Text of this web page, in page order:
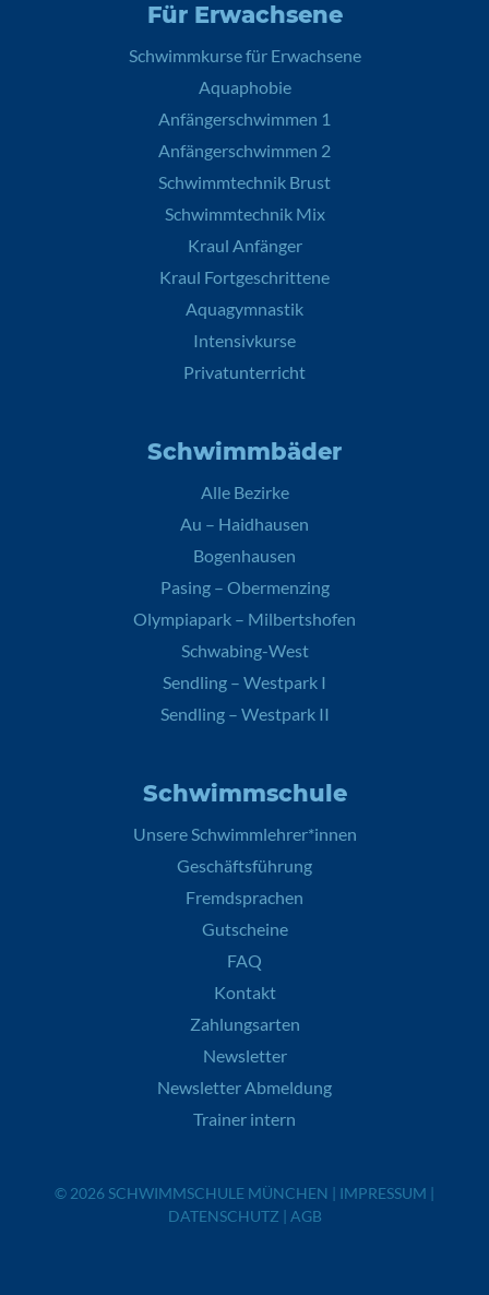
Für Erwachsene
Schwimmkurse für Erwachsene
Aquaphobie
Anfängerschwimmen 1
Anfängerschwimmen 2
Schwimmtechnik Brust
Schwimmtechnik Mix
Kraul Anfänger
Kraul Fortgeschrittene
Aquagymnastik
Intensivkurse
Privatunterricht
Schwimmbäder
Alle Bezirke
Au – Haidhausen
Bogenhausen
Pasing – Obermenzing
Olympiapark – Milbertshofen
Schwabing-West
Sendling – Westpark I
Sendling – Westpark II
Schwimmschule
Unsere Schwimmlehrer*innen
Geschäftsführung
Fremdsprachen
Gutscheine
FAQ
Kontakt
Zahlungsarten
Newsletter
Newsletter Abmeldung
Trainer intern
© 2026 SCHWIMMSCHULE MÜNCHEN | IMPRESSUM |
DATENSCHUTZ | AGB